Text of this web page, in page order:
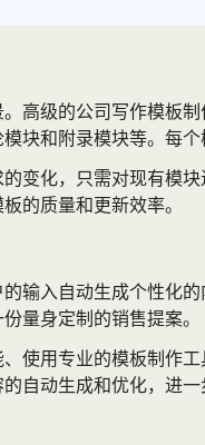
高级的公司写作模板
块和附录模块等。每
变化，只需对现有模
的质量和更新效率。
输入自动生成个性化
量身定制的销售提案。
使用专业的模板制作
自动生成和优化，进一